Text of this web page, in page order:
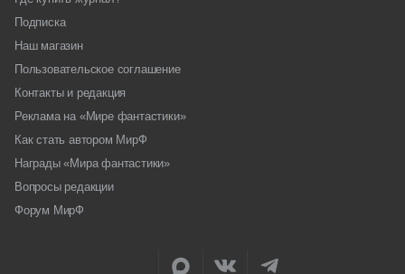
Подписка
Наш магазин
Пользовательское соглашение
Контакты и редакция
Реклама на «Мире фантастики»
Как стать автором МирФ
Награды «Мира фантастики»
Вопросы редакции
Форум МирФ